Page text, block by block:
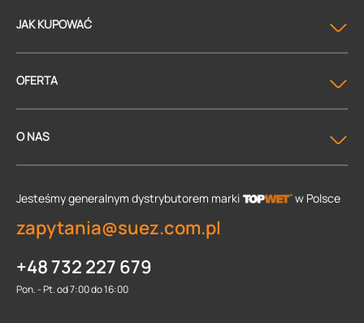
JAK KUPOWAĆ
OFERTA
O NAS
Jesteśmy generalnym dystrybutorem marki w Polsce
zapytania@suez.com.pl
+48 732 227 679
Pon. - Pt. od 7:00 do 16:00